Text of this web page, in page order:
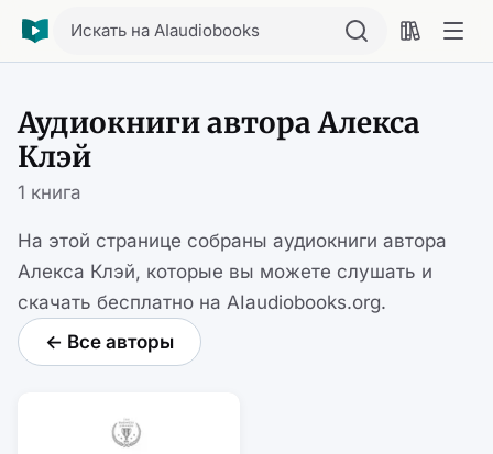
Искать на AIaudiobooks
Аудиокниги автора Алекса
Клэй
1 книга
На этой странице собраны аудиокниги автора
Алекса Клэй, которые вы можете слушать и
скачать бесплатно на AIaudiobooks.org.
← Все авторы